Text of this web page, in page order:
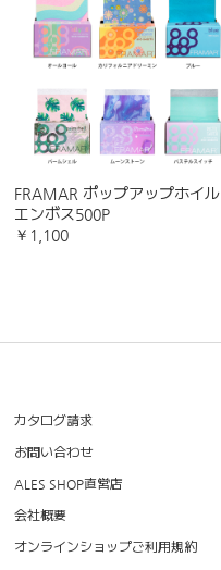
FRAMAR ポップアップホイル
エンボス500P
￥1,100
カタログ請求
お問い合わせ
ALES SHOP直営店
会社概要
オンラインショップご利用規約